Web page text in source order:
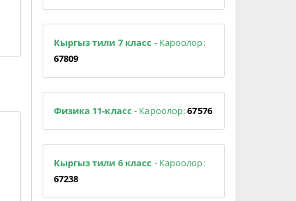
Кыргыз тили 7 класс - Кароолор:
67809
Физика 11-класс - Кароолор:67576
Кыргыз тили 6 класс - Кароолор:
67238